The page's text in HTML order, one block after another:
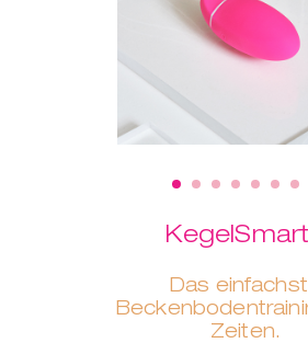
KegelSmart
Das
Zeiten.